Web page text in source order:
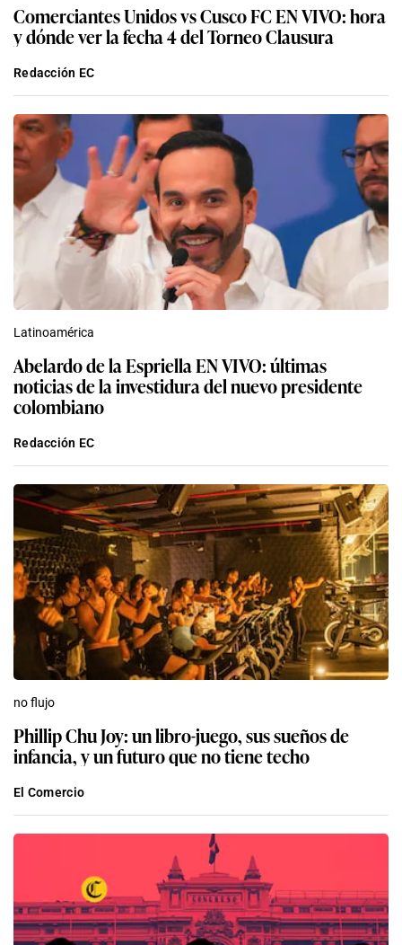
Comerciantes Unidos vs Cusco FC EN VIVO: hora
y dónde ver la fecha 4 del Torneo Clausura
Redacción EC
Latinoamérica
Abelardo de la Espriella EN VIVO: últimas
noticias de la investidura del nuevo presidente
colombiano
Redacción EC
no flujo
Phillip Chu Joy: un libro-juego, sus sueños de
infancia, y un futuro que no tiene techo
El Comercio